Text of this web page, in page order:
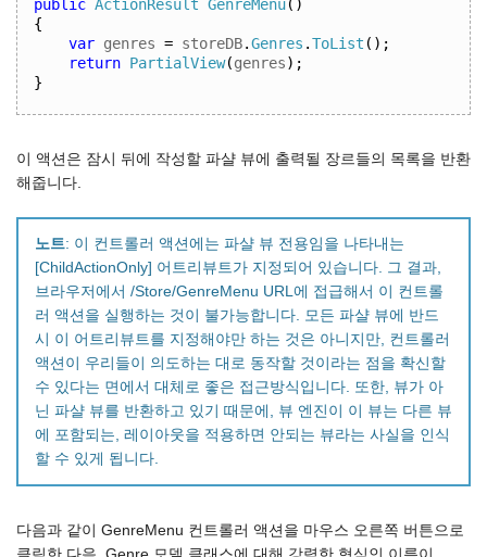
public ActionResult GenreMenu()
{
var genres = storeDB.Genres .ToList ();
return PartialView(genres);
}
이 액션은 잠시 뒤에 작성할 파샬 뷰에 출력될 장르들의 목록을 반환
해줍니다.
노트: 이 컨트롤러 액션에는 파샬 뷰 전용임을 나타내는
[ChildActionOnly] 어트리뷰트가 지정되어 있습니다. 그 결과,
브라우저에서 /Store/GenreMenu URL에 접급해서 이 컨트롤
러 액션을 실행하는 것이 불가능합니다. 모든 파샬 뷰에 반드
시 이 어트리뷰트를 지정해야만 하는 것은 아니지만, 컨트롤러
액션이 우리들이 의도하는 대로 동작할 것이라는 점을 확신할
수 있다는 면에서 대체로 좋은 접근방식입니다. 또한, 뷰가 아
닌 파샬 뷰를 반환하고 있기 때문에, 뷰 엔진이 이 뷰는 다른 뷰
에 포함되는, 레이아웃을 적용하면 안되는 뷰라는 사실을 인식
할 수 있게 됩니다.
다음과 같이 GenreMenu 컨트롤러 액션을 마우스 오른쪽 버튼으로